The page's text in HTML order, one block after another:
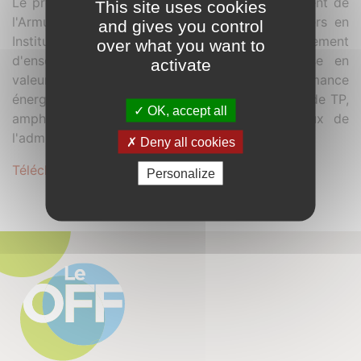
l'Armurerie de l'ancienne Caserne Pittié à Nevers en
Institut en Soins Infirmiers. Programme d’Equipement
d'enseignement supérieur comprenant la mise en
valeur patrimoniale de l'édifice et performance
énergétique niveau BBC. Salles de cours, salles de TP,
amphithéâtre, bureaux des formateurs, bureaux de
l'administration.
Télécharger le dossier complet au format .PDF
This site uses cookies
and gives you control
over what you want to
activate
OK, accept all
Deny all cookies
Personalize